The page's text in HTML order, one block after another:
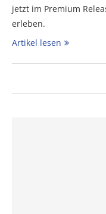
jetzt im Premium
erleben.
Artikel lesen